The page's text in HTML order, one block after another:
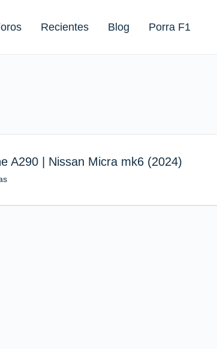
Recientes Blog Porra F1
A290 | Nissan Micra mk6 (2024)